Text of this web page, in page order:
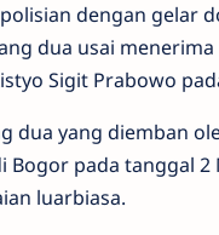
dengan gelar
dua usai
Sigit Prabowo
dua yang diemban
Bogor pada tanggal
luarbiasa.